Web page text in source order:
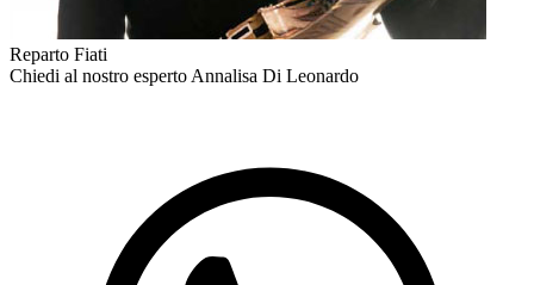
Reparto Fiati
Chiedi al nostro espertoAnnalisa Di Leonardo